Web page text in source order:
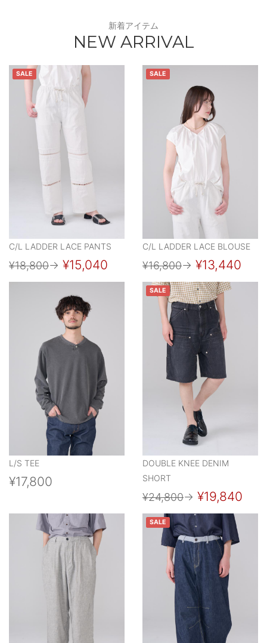
新着アイテム
NEW ARRIVAL
SALE
C/L LADDER LACE PANTS
¥18,800→ ¥15,040
SALE
C/L LADDER LACE BLOUSE
¥16,800→ ¥13,440
L/S TEE
¥17,800
SALE
DOUBLE KNEE DENIM
SHORT
¥24,800→ ¥19,840
SALE